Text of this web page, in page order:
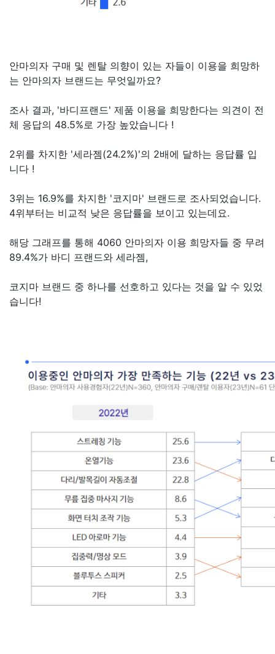
안마의자 구매 및 렌탈 의향이 있는 자들이 이용을 희망하
는 안마의자 브랜드는 무엇일까요?
조사 결과, '바디프랜드' 제품 이용을 희망한다는 의견이 전
체 응답의 48.5%로 가장 높았습니다 !
2위를 차지한 '세라젬(24.2%)'의 2배에 달하는 응답률 입
니다 !
3위는 16.9%를 차지한 '코지마' 브랜드로 조사되었습니다.
4위부터는 비교적 낮은 응답률을 보이고 있는데요.
해당 그래프를 통해 4060 안마의자 이용 희망자들 중 무려
89.4%가 바디 프랜드와 세라젬,
코지마 브랜드 중 하나를 선호하고 있다는 것을 알 수 있었
습니다!